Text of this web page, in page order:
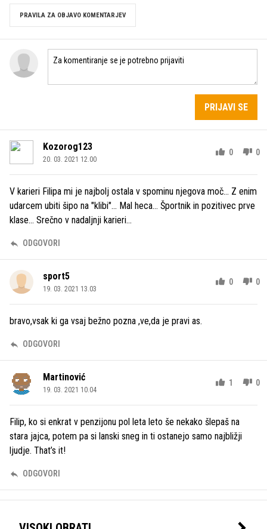
PRAVILA ZA OBJAVO KOMENTARJEV
PRIJAVI SE
Kozorog123
20. 03. 2021 12.00
0 0
V karieri Filipa mi je najbolj ostala v spominu njegova moč... Z enim
udarcem ubiti šipo na "klibi"... Mal heca... Športnik in pozitivec prve
klase... Srečno v nadaljnji karieri...
ODGOVORI
sport5
19. 03. 2021 13.03
0 0
bravo,vsak ki ga vsaj bežno pozna ,ve,da je pravi as.
ODGOVORI
Martinović
19. 03. 2021 10.04
1 0
Filip, ko si enkrat v penzijonu pol leta leto še nekako šlepaš na
stara jajca, potem pa si lanski sneg in ti ostanejo samo najbližji
ljudje. That’s it!
ODGOVORI